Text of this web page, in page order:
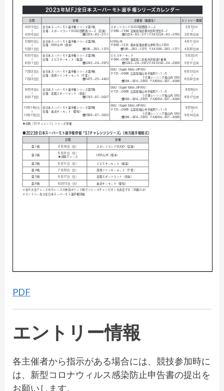
PDF
エントリー情報
各主催者から指示がある場合には、競技参加時に
は、新型コロナウィルス感染防止申告書の提出を
お願いします。